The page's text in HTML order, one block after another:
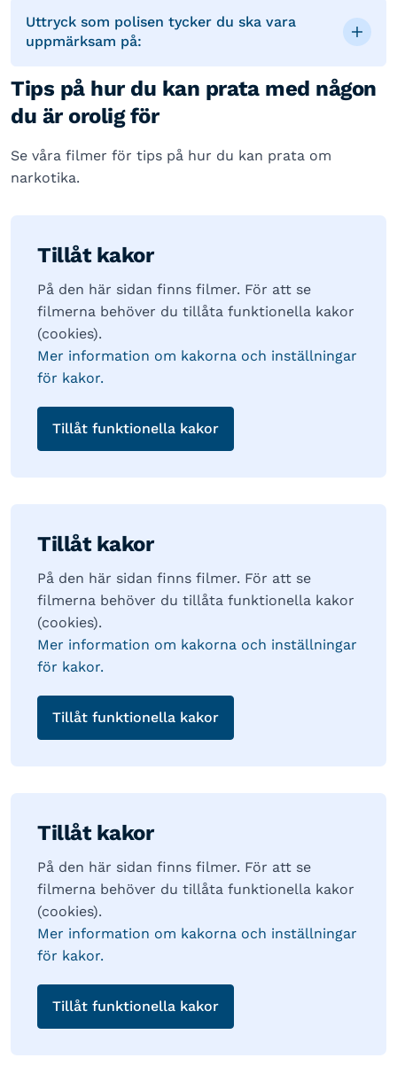
Uttryck som polisen tycker du ska vara
uppmärksam på:
Tips på hur du kan prata med någon
du är orolig för
Se våra filmer för tips på hur du kan prata om
narkotika.
Tillåt kakor
På den här sidan finns filmer. För att se
filmerna behöver du tillåta funktionella kakor
(cookies).
Mer information om kakorna och inställningar
för kakor.
Tillåt funktionella kakor
Tillåt kakor
På den här sidan finns filmer. För att se
filmerna behöver du tillåta funktionella kakor
(cookies).
Mer information om kakorna och inställningar
för kakor.
Tillåt funktionella kakor
Tillåt kakor
På den här sidan finns filmer. För att se
filmerna behöver du tillåta funktionella kakor
(cookies).
Mer information om kakorna och inställningar
för kakor.
Tillåt funktionella kakor